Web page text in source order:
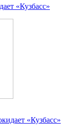
«Кузбасс»
«Кузбасс»